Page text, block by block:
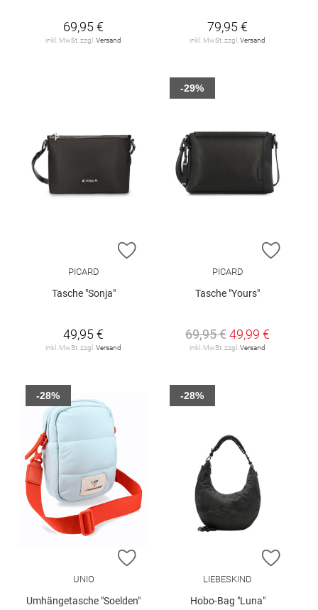
69,95 €
inkl. MwSt. zzgl.Versand
79,95 €
inkl. MwSt. zzgl.Versand
ZUR WUNSCHLISTE HINZUFÜGEN
PICARD
Tasche "Sonja"
49,95 €
inkl. MwSt. zzgl. Versand
ZUR
PICARD
Tasche "Yours"
69,95 €49,99 €
inkl. MwSt. zzgl. Versand
-29%
ZUR WUNSCHLISTE HINZUFÜGEN
UNIO
Umhängetasche "Soelden"
-28%
ZUR
LIEBESKIND
Hobo-Bag "Luna"
-28%